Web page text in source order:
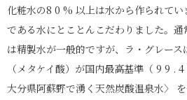
化粧⽔の8 0 % 以上は⽔から作られて
である⽔にとことんこだわりました。
は精製⽔が⼀般的ですが、ラ・グレー
（メタケイ酸）が国内最⾼基準（ 9 9 .
⼤分県阿蘇野で湧く天然炭酸温泉⽔〉 を